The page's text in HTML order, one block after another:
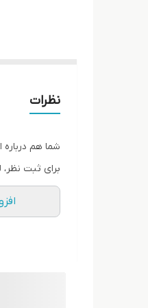
نظرات
شما هم
برای ثبت